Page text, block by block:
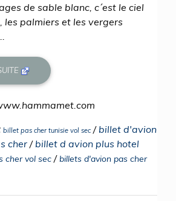
de sable blanc, c´est le ciel
les palmiers et les vergers
billet pas cher tunisie vol sec/ billet d'avion
cher / billet d avion plus hotel
cher vol sec / billets d'avion pas cher